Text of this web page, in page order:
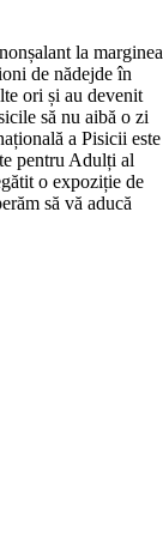
la marginea
de nădejde în
ori și au devenit
să nu aibă o zi
a Pisicii este
pentru Adulți al
o expoziție de
să vă aducă